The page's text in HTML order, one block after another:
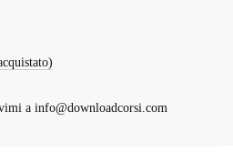
a info@downloadcorsi.com